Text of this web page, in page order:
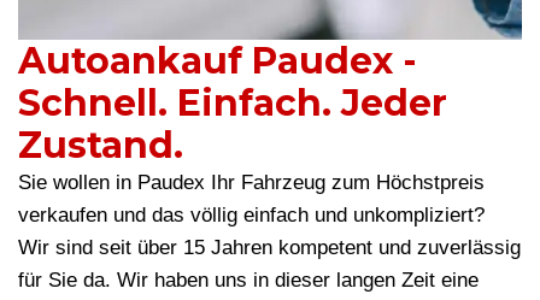
Autoankauf Paudex -
Schnell. Einfach. Jeder
Zustand.
Sie wollen in Paudex Ihr Fahrzeug zum Höchstpreis
verkaufen und das völlig einfach und unkompliziert?
Wir sind seit über 15 Jahren kompetent und zuverlässig
für Sie da. Wir haben uns in dieser langen Zeit eine